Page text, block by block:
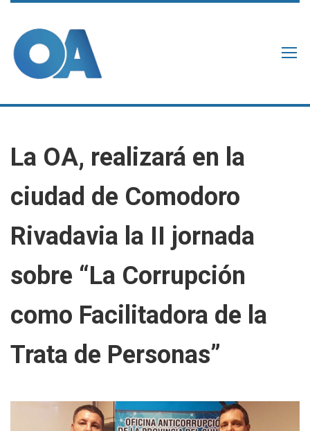
La OA, realizará en la
ciudad de Comodoro
Rivadavia la II jornada
sobre “La Corrupción
como Facilitadora de la
Trata de Personas”